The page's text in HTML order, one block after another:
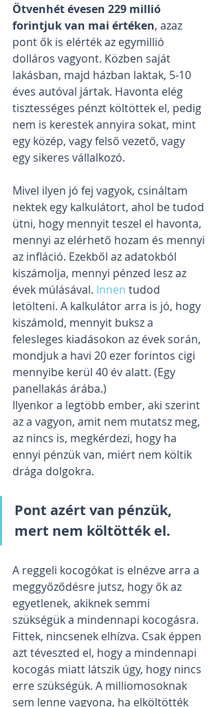
Ötvenhét évesen 229 millió
forintjuk van mai értéken, azaz
pont ők is elérték az egymillió
dolláros vagyont. Közben saját
lakásban, majd házban laktak, 5-10
éves autóval jártak. Havonta elég
tisztességes pénzt költöttek el, pedig
nem is kerestek annyira sokat, mint
egy közép, vagy felső vezető, vagy
egy sikeres vállalkozó.
Mivel ilyen jó fej vagyok, csináltam
nektek egy kalkulátort, ahol be tudod
ütni, hogy mennyit teszel el havonta,
mennyi az elérhető hozam és mennyi
az infláció. Ezekből az adatokból
kiszámolja, mennyi pénzed lesz az
évek múlásával. Innen tudod
letölteni. A kalkulátor arra is jó, hogy
kiszámold, mennyit buksz a
felesleges kiadásokon az évek során,
mondjuk a havi 20 ezer forintos cigi
mennyibe kerül 40 év alatt. (Egy
panellakás árába.)
Ilyenkor a legtöbb ember, aki szerint
az a vagyon, amit nem mutatsz meg,
az nincs is, megkérdezi, hogy ha
ennyi pénzük van, miért nem költik
drága dolgokra.
Pont azért van pénzük,
mert nem költötték el.
A reggeli kocogókat is elnézve arra a
meggyőződésre jutsz, hogy ők az
egyetlenek, akiknek semmi
szükségük a mindennapi kocogásra.
Fittek, nincsenek elhízva. Csak éppen
azt téveszted el, hogy a mindennapi
kocogás miatt látszik úgy, hogy nincs
erre szükségük. A milliomosoknak
sem lenne vagyona, ha elköltötték